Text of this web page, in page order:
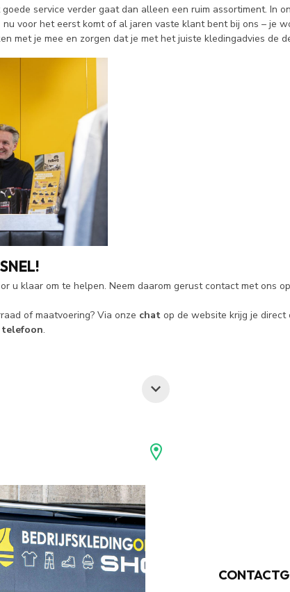
service verder gaat dan alleen een ruim assortiment. In
voor het eerst komt of al jaren vaste klant bent bij ons – je
met je mee en zorgen dat je met het juiste kledingadvies de
u klaar om te helpen. Neem daarom gerust contact met ons
of maatvoering? Via onze chatop de website krijg je direct
telefoon.